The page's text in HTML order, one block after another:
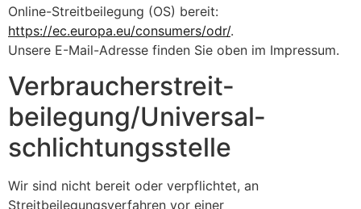
Online-Streitbeilegung (OS) bereit:
https://ec.europa.eu/consumers/odr/.
Unsere E-Mail-Adresse finden Sie oben im Impressum.
Verbraucher­streit­
beilegung/Universal­
schlichtungs­stelle
Wir sind nicht bereit oder verpflichtet, an
Streitbeilegungsverfahren vor einer